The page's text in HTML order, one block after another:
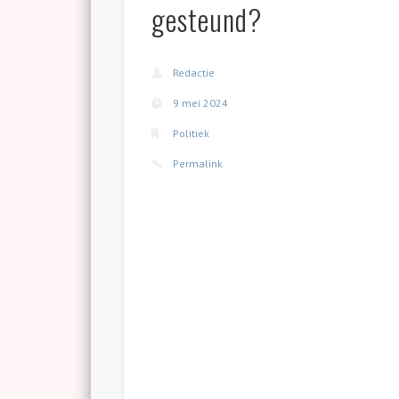
gesteund?
Redactie
9 mei 2024
Politiek
Permalink